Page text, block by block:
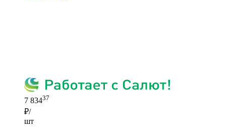
7 83437
₽/
шт